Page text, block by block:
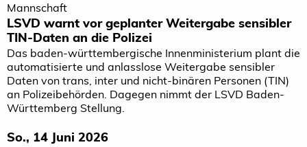
Mannschaft
LSVD warnt vor geplanter Weitergabe sensibler
TIN-Daten an die Polizei
Das baden-württembergische Innenministerium plant die
automatisierte und anlasslose Weitergabe sensibler
Daten von trans, inter und nicht-binären Personen (TIN)
an Polizeibehörden. Dagegen nimmt der LSVD Baden-
Württemberg Stellung.
So., 14 Juni 2026